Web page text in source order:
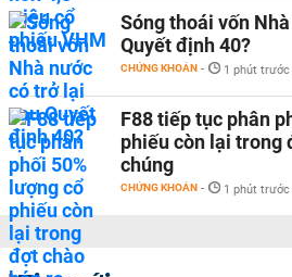
Sóng thoái vốn
Quyết định 40?
CHỨNG KHOÁN - 1 phút trước
F88 tiếp tục phân
phiếu còn lại trong
chúng
CHỨNG KHOÁN - 1 phút trước